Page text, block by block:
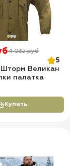
4 035 руб
5
Шторм Великан
палатка
Купить